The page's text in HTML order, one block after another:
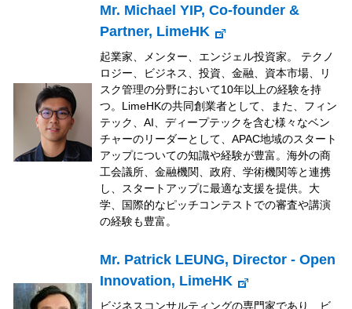
Mr. Michael YIP, Co-founder &
Partner, LimeHK
起業家、メンター、エンジェル投資家。 テクノ
ロジー、ビジネス、投資、金融、資本市場、リ
スク管理の分野において10年以上の経験を持
つ。LimeHKの共同創業者として、また、フィン
テック、AI、ディープテックを含む様々なベン
チャーのリーダーとして、APAC地域のスタート
アップについての知識や経験が豊富。海外の商
工会議所、金融機関、政府、学術機関等と連携
し、スタートアップに最適な支援を提供。大
学、国際的なピッチコンテストでの審査や講演
の経験も豊富。
Mr. Patrick LEUNG, Director - Open
Innovation, LimeHK
ビジネスコンサルティングの専門家であり、ビ